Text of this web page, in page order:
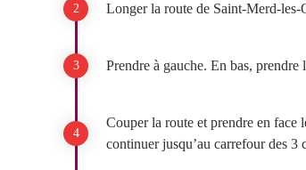
Longer la route de Saint-Merd-les-
Prendre à gauche. En bas, prendre
Couper la route et prendre en face
continuer jusqu’au carrefour des 3